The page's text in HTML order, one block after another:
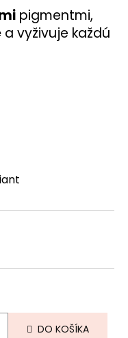
pigmentmi,
a vyživuje každú
DO KOŠÍKA